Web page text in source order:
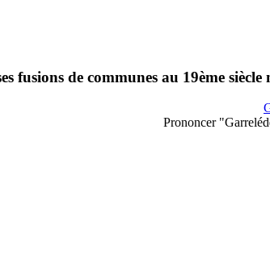
fusions de communes au 19ème
Prononcer